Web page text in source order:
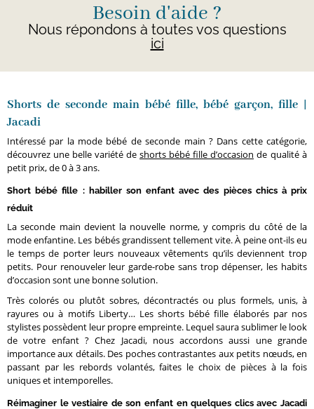
Besoin d'aide ?
Nous répondons à toutes vos questions
ici
Shorts de seconde main bébé fille, bébé garçon, fille |
Jacadi
Intéressé par la mode bébé de seconde main ? Dans cette catégorie,
découvrez une belle variété de shorts bébé fille d’occasion de qualité à
petit prix, de 0 à 3 ans.
Short bébé fille : habiller son enfant avec des pièces chics à prix
réduit
La seconde main devient la nouvelle norme, y compris du côté de la
mode enfantine. Les bébés grandissent tellement vite. À peine ont-ils eu
le temps de porter leurs nouveaux vêtements qu’ils deviennent trop
petits. Pour renouveler leur garde-robe sans trop dépenser, les habits
d’occasion sont une bonne solution.
Très colorés ou plutôt sobres, décontractés ou plus formels, unis, à
rayures ou à motifs Liberty… Les shorts bébé fille élaborés par nos
stylistes possèdent leur propre empreinte. Lequel saura sublimer le look
de votre enfant ? Chez Jacadi, nous accordons aussi une grande
importance aux détails. Des poches contrastantes aux petits nœuds, en
passant par les rebords volantés, faites le choix de pièces à la fois
uniques et intemporelles.
Réimaginer le vestiaire de son enfant en quelques clics avec Jacadi